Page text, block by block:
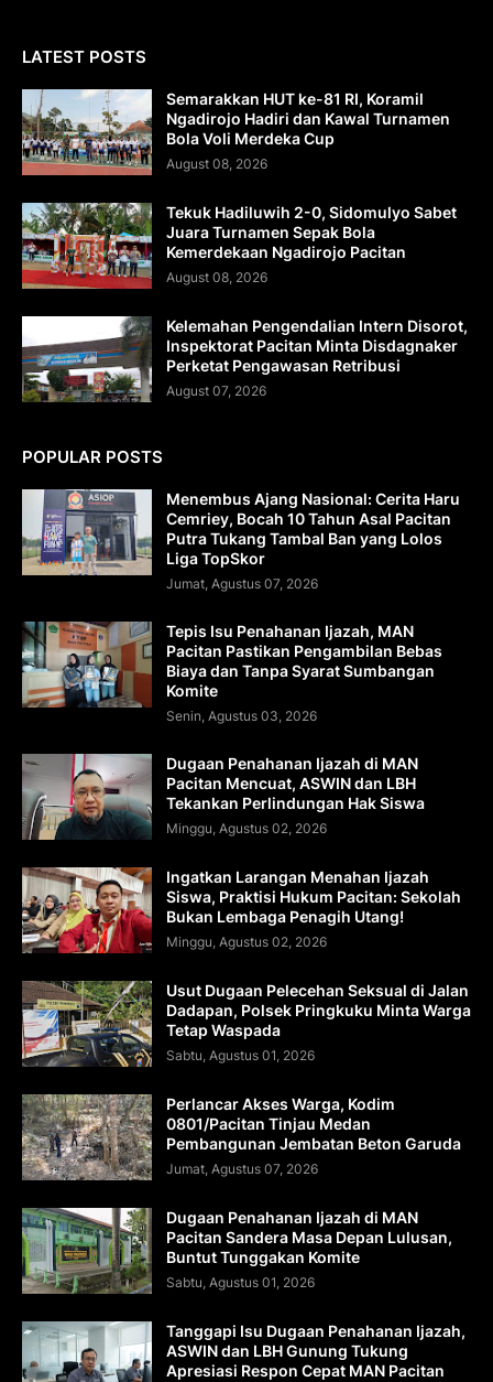
LATEST POSTS
Semarakkan HUT ke-81 RI, Koramil
Ngadirojo Hadiri dan Kawal Turnamen
Bola Voli Merdeka Cup
August 08, 2026
Tekuk Hadiluwih 2-0, Sidomulyo Sabet
Juara Turnamen Sepak Bola
Kemerdekaan Ngadirojo Pacitan
August 08, 2026
Kelemahan Pengendalian Intern Disorot,
Inspektorat Pacitan Minta Disdagnaker
Perketat Pengawasan Retribusi
August 07, 2026
POPULAR POSTS
Menembus Ajang Nasional: Cerita Haru
Cemriey, Bocah 10 Tahun Asal Pacitan
Putra Tukang Tambal Ban yang Lolos
Liga TopSkor
Jumat, Agustus 07, 2026
Tepis Isu Penahanan Ijazah, MAN
Pacitan Pastikan Pengambilan Bebas
Biaya dan Tanpa Syarat Sumbangan
Komite
Senin, Agustus 03, 2026
Dugaan Penahanan Ijazah di MAN
Pacitan Mencuat, ASWIN dan LBH
Tekankan Perlindungan Hak Siswa
Minggu, Agustus 02, 2026
Ingatkan Larangan Menahan Ijazah
Siswa, Praktisi Hukum Pacitan: Sekolah
Bukan Lembaga Penagih Utang!
Minggu, Agustus 02, 2026
Usut Dugaan Pelecehan Seksual di Jalan
Dadapan, Polsek Pringkuku Minta Warga
Tetap Waspada
Sabtu, Agustus 01, 2026
Perlancar Akses Warga, Kodim
0801/Pacitan Tinjau Medan
Pembangunan Jembatan Beton Garuda
Jumat, Agustus 07, 2026
Dugaan Penahanan Ijazah di MAN
Pacitan Sandera Masa Depan Lulusan,
Buntut Tunggakan Komite
Sabtu, Agustus 01, 2026
Tanggapi Isu Dugaan Penahanan Ijazah,
ASWIN dan LBH Gunung Tukung
Apresiasi Respon Cepat MAN Pacitan